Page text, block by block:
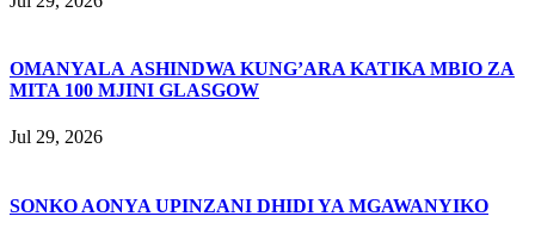
OMANYALA ASHINDWA KUNG’ARA KATIKA MBIO ZA
MITA 100 MJINI GLASGOW
Jul 29, 2026
SONKO AONYA UPINZANI DHIDI YA MGAWANYIKO